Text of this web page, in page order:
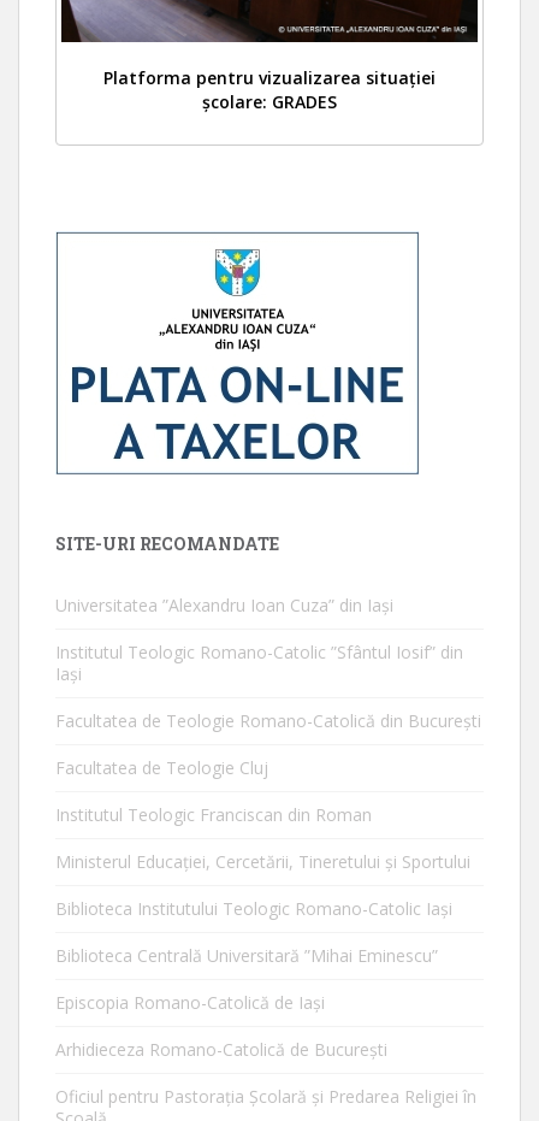
Platforma pentru vizualizarea situației
școlare: GRADES
SITE-URI RECOMANDATE
Universitatea ”Alexandru Ioan Cuza” din Iaşi
Institutul Teologic Romano-Catolic ”Sfântul Iosif” din
Iaşi
Facultatea de Teologie Romano-Catolică din Bucureşti
Facultatea de Teologie Cluj
Institutul Teologic Franciscan din Roman
Ministerul Educaţiei, Cercetării, Tineretului şi Sportului
Biblioteca Institutului Teologic Romano-Catolic Iaşi
Biblioteca Centrală Universitară ”Mihai Eminescu”
Episcopia Romano-Catolică de Iaşi
Arhidieceza Romano-Catolică de Bucureşti
Oficiul pentru Pastorația Școlară și Predarea Religiei în